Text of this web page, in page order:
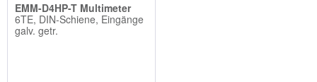
EMM-D4HP-T Multimeter
6TE, DIN-Schiene, Eingänge
galv. getr.